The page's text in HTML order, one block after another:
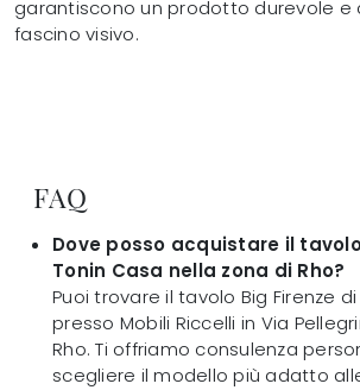
garantiscono un prodotto durevole e
fascino visivo.
FAQ
Dove posso acquistare il
Tonin Casa nella zona di Rho?
Puoi trovare il tavolo Big Firenze
presso Mobili Riccelli in Via
Rho. Ti offriamo consulenza
scegliere il modello più adatto